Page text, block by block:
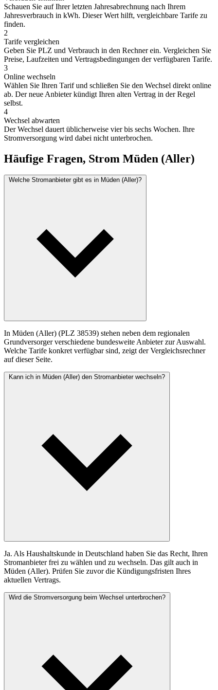
Schauen Sie auf Ihrer letzten Jahresabrechnung nach Ihrem
Jahresverbrauch in kWh. Dieser Wert hilft, vergleichbare Tarife zu
finden.
2
Tarife vergleichen
Geben Sie PLZ und Verbrauch in den Rechner ein. Vergleichen Sie
Preise, Laufzeiten und Vertragsbedingungen der verfügbaren Tarife.
3
Online wechseln
Wählen Sie Ihren Tarif und schließen Sie den Wechsel direkt online
ab. Der neue Anbieter kündigt Ihren alten Vertrag in der Regel
selbst.
4
Wechsel abwarten
Der Wechsel dauert üblicherweise vier bis sechs Wochen. Ihre
Stromversorgung wird dabei nicht unterbrochen.
Häufige Fragen, Strom Müden (Aller)
Welche Stromanbieter gibt es in Müden (Aller)?
In Müden (Aller) (PLZ 38539) stehen neben dem regionalen
Grundversorger verschiedene bundesweite Anbieter zur Auswahl.
Welche Tarife konkret verfügbar sind, zeigt der Vergleichsrechner
auf dieser Seite.
Kann ich in Müden (Aller) den Stromanbieter wechseln?
Ja. Als Haushaltskunde in Deutschland haben Sie das Recht, Ihren
Stromanbieter frei zu wählen und zu wechseln. Das gilt auch in
Müden (Aller). Prüfen Sie zuvor die Kündigungsfristen Ihres
aktuellen Vertrags.
Wird die Stromversorgung beim Wechsel unterbrochen?